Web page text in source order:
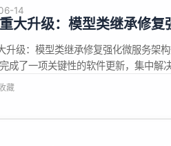
14
大升级：模型类继承修复
升级：模型类继承修复强化微服务架
成了一项关键性的软件更新，集中解
云在支持复杂业务场景和提升微服务
藏